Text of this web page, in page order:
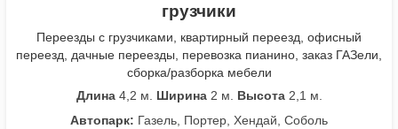
грузчики
Переезды с грузчиками, квартирный переезд, офисный
переезд, дачные переезды, перевозка пианино, заказ ГАЗели,
сборка/разборка мебели
Длина4,2 м. Ширина2 м. Высота2,1 м.
Автопарк: Газель, Портер, Хендай, Соболь